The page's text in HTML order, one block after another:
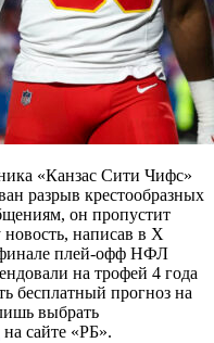
«Канзас Сити Чифс»
разрыв крестообразных
он пропустит
написав в X
плей-офф НФЛ
на трофей 4 года
бесплатный прогноз на
выбрать
на сайте «РБ».